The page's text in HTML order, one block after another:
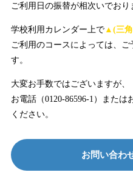
ご利用日の振替が相次いでおり
学校利用カレンダー上で▲(三角
ご利用のコースによっては、
す。
大変お手数ではございますが、
お電話（0120-86596-1）また
ください。
お問い合わ